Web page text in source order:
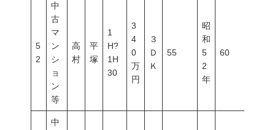
5
2
中
古
マ
ン
シ
ョ
ン
等
高
村
平
塚
1
H?
1H
30
3
4
0
万
円
３
Ｄ
Ｋ
55
昭
和
5
2
年
60
中